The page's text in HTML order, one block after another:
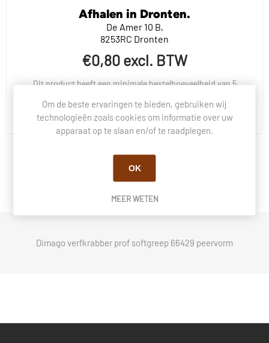
Afhalen in Dronten.
De Amer 10 B,
8253RC Dronten
€0,80 excl. BTW
Dit product heeft een minimale bestelhoeveelheid van 5
BESTEL NU!
BESCHRIJVING
VRAGEN OVER DIT PRODUCT?
Dimago verfkrabber prof softgreep 66429 peervorm
Om de beste ervaringen te bieden, gebruiken wij
technologieën zoals cookies om informatie over uw
apparaat op te slaan en/of te raadplegen.
OK
MEER WETEN